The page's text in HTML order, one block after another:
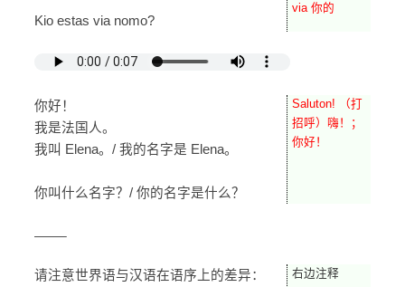
Kio estas via nomo?
via 你的
你好！
我是法国人。
我叫 Elena。/ 我的名字是 Elena。
你叫什么名字？/ 你的名字是什么？
Saluton! （打
招呼）嗨！；
你好！
——–
请注意世界语与汉语在语序上的差异：
右边注释